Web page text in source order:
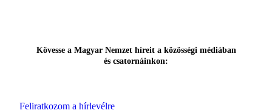
Feliratkozom a hírlevélre
Kövesse a Magyar Nemzet híreit a közösségi médiában
és csatornáinkon: